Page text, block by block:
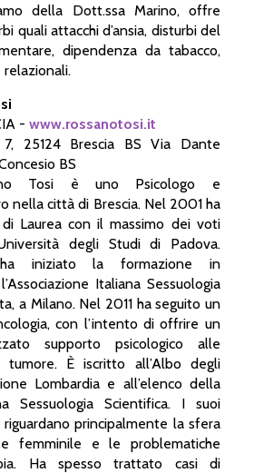
della Dott.ssa Marino, offre
quali attacchi d’ansia, disturbi del
dipendenza da tabacco,
- www.rossanotosi.it
25124 Brescia BS Via Dante
BS
Tosi è uno Psicologo e
nella città di Brescia. Nel 2001 ha
Laurea con il massimo dei voti
degli Studi di Padova.
ha iniziato la formazione in
Italiana Sessuologia
a Milano. Nel 2011 ha seguito un
con l’intento di offrire un
supporto psicologico alle
È iscritto all’Albo degli
Lombardia e all’elenco della
Sessuologia Scientifica. I suoi
principalmente la sfera
e femminile e le problematiche
Ha spesso trattato casi di